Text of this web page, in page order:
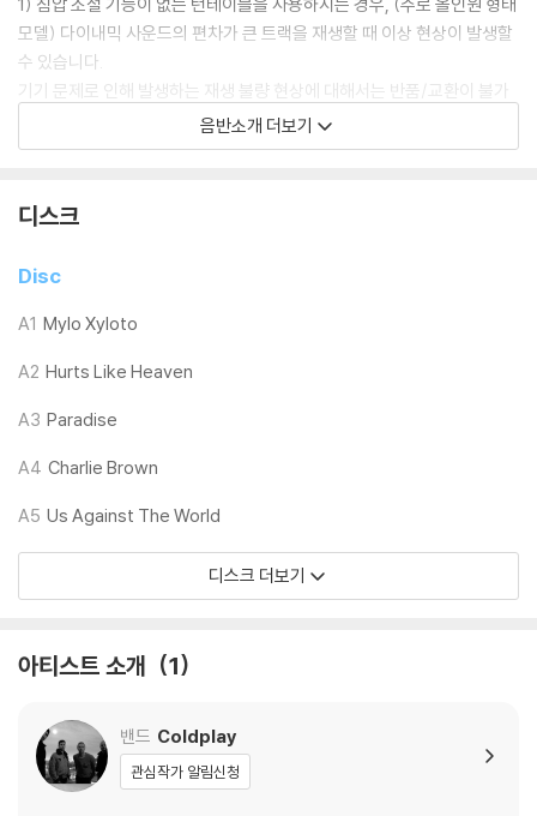
모델) 다이내믹 사운드의 편차가 큰 트랙을 재생할 때 이상 현상이 발생할
수 있습니다.
기기 문제로 인해 발생하는 재생 불량 현상에 대해서는 반품/교환이 불가
하니 침압 조절이 가능한 기기에서 재생하실 것을 권유 드립니다.
2) 디스크는 정전기와 먼지로 인해 재생이 원활하지 않은 경우가 있습니
3) 바늘에 먼지가 쌓이는 경우에도 재생이 원활하지 않을 수 있습니다.
※ 디스크 외관 불량
렁거리거나 휘어지는 경우가 있습니다.
가능합니다.
2) 재생 음역의 왜곡을 최소화 하고 반복 재생시에도 최대한 일관되게 유
블 스핀들에 맞지 않는 경우에는 전용 제품 등을 이용하여 센터 홀을 조정
3) 디스크에 미세한 잔 흠집이 남아있거나 인쇄 면이 깨끗하지 않은 경우
가 있으며, 이는 상품의 불량이 아닙니다. 단, 재생에 이상이 있는 경우에는
불량으로 인한 반품/교환이 가능합니다
아래에 해당하는 경우는 불량이 아니므로 개봉 후 반품/교환이 불가합니
1) 컬러 디스크는 웹 이미지와 실제 색상이 차이가 날 수 있습니다.
2) 컬러 디스크의 특성상 제작 공정시 앨범마다 색상 차이가 나는 경우도
있습니다.
음반소개 더보기
디스크
Disc
A1 Mylo Xyloto
A2 Hurts Like Heaven
A3 Paradise
A4 Charlie Brown
A5 Us Against The World
디스크 더보기
아티스트 소개 1
밴드 Coldplay
관심작가 알림신청